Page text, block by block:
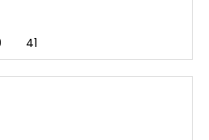
41